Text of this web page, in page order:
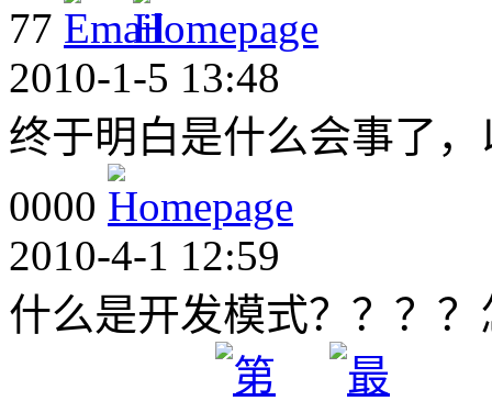
77
2010-1-5 13:48
终于明白是什么会事了
0000
2010-4-1 12:59
什么是开发模式？？？